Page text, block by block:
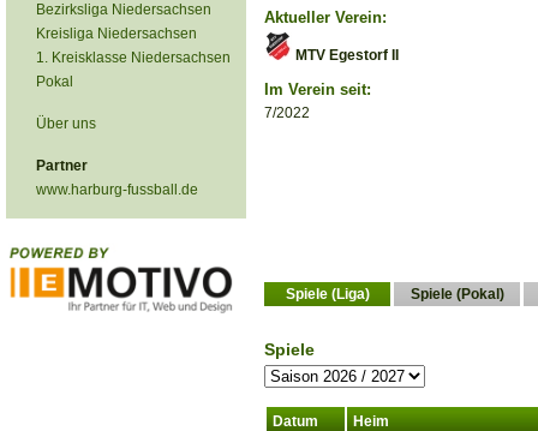
Bezirksliga Niedersachsen
Kreisliga Niedersachsen
1. Kreisklasse Niedersachsen
Pokal
Über uns
Partner
www.harburg-fussball.de
Aktueller Verein:
MTV Egestorf II
Im Verein seit:
7/2022
Spiele (Liga) Spiele (Pokal)
Spiele
Datum Heim